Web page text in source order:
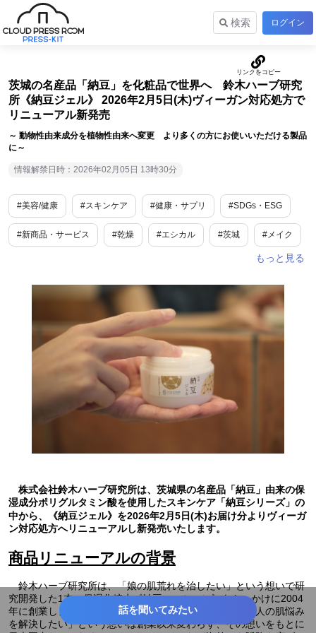
検索 ログイン
茨城の名産品「納豆」を化粧品で世界へ 鈴木ハーブ研究
所《納豆ジェル》 2026年2月5日(木)ヴィーガン対応処方で
リニューアル新発売
～ 動物性由来成分を植物性由来へ変更 より多くの方にお使いいただける製品
に～
情報解禁日時：2026年02月05日 13時30分
#美容/健康 #スキンケア #健康・サプリ #SDGs・ESG
#新商品・サービス #乾燥 #エシカル #茨城 #メイク
株式会社鈴木ハーブ研究所は、茨城県の名産品「納豆」由来の保
湿成分ポリグルタミン酸を使用したスキンケア「納豆シリーズ」の
中から、《納豆ジェル》を2026年2月5日(木)お届け分よりヴィーガ
ン対応処方へリニューアルし新発売いたします。
商品リニューアルの背景
鈴木ハーブ研究所は、「娘の肌荒れを治したい」という想いで研
究開発した1本の保湿化粧水《納豆ローション》をきっかけに2004
年に創業しました。そこから生まれた「一人でも多くの人の肌悩み
を解決したい」という想いは創業以来変わらず、その想いをもとに
話を聞いてみたい